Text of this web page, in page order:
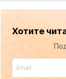
Хотите